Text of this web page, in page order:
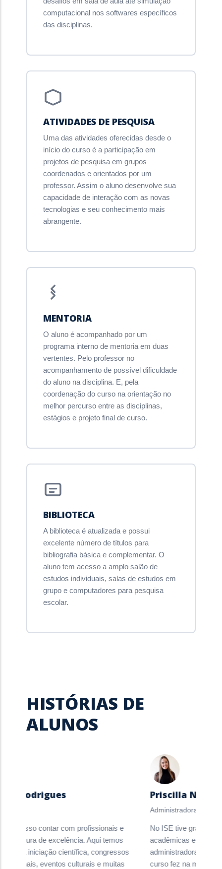
computacional nos softwares específicos
das disciplinas.
ATIVIDADES DE PESQUISA
Uma das atividades oferecidas desde o
início do curso é a participação em
projetos de pesquisa em grupos
coordenados e orientados por um
professor. Assim o aluno desenvolve sua
capacidade de interação com as novas
tecnologias e seu conhecimento mais
abrangente.
MENTORIA
O aluno é acompanhado por um
programa interno de mentoria em duas
vertentes. Pelo professor no
acompanhamento de possível dificuldade
do aluno na disciplina. E, pela
coordenação do curso na orientação no
melhor percurso entre as disciplinas,
estágios e projeto final de curso.
BIBLIOTECA
A biblioteca é atualizada e possui
excelente número de títulos para
bibliografia básica e complementar. O
aluno tem acesso a amplo salão de
estudos individuais, salas de estudos em
grupo e computadores para pesquisa
escolar.
HISTÓRIAS DE
ALUNOS
Rodrigues
posso contar com profissionais e
estrutura de excelência. Aqui temos
à iniciação científica, congressos
eventos culturais e muitas
Priscilla
Administradora
No ISE tive grandes
acadêmicas e
administradora,
curso fez na minha